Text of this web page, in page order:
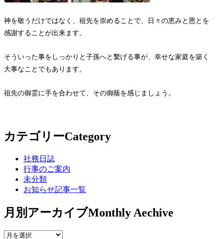
神を敬うだけではなく、祖先を崇めることで、日々の恵みと恩とを
感謝することが出来ます。
そういった事をしっかりと子孫へと繫げる事が、幸せな家庭を築く
大事なことでもあります。
祖先の御霊に手を合わせて、その御蔭を感じましょう。
カテゴリーCategory
社務日誌
行事のご案内
未分類
お知らせ記事一覧
月別アーカイブMonthly Aechive